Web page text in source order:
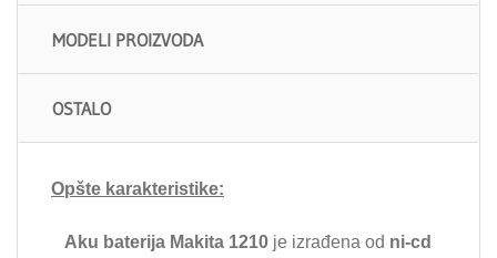
MODELI PROIZVODA
OSTALO
Opšte karakteristike:
Aku baterija Makita 1210 je izrađena od ni-cd